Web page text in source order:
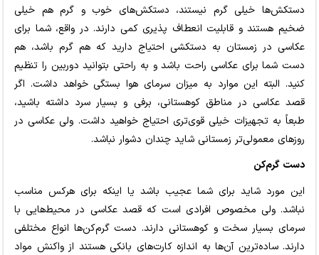
دستکش‌ها خیلی گرم نیستند، دستکش‌های خوب و گرم هم خیلی
ضخیم هستند و قابلیت انعطاف پذیری کمی دارند. در واقع، شما برای
عکاسی در زمستان به دستکشی احتیاج دارید که هم گرم باشد، هم
دست شما برای عکاسی راحت باشد و به راحتی بتوانید دوربین را تنظیم
کنید. البته این موارد به میزان سرمای هوا بستگی خواهد داشت. اگر
قصد عکاسی در مناطق کوهستانی، برفی و بسیار سرد داشته باشید،
طبعاً به تجهیزات خیلی قوی‌تری احتیاج خواهید داشت. ولی عکاسی در
روزهای معمولی‌تر زمستانی شاید چندان دشوار نباشد.
دست گرم‌کن
این مورد شاید برای شما عجیب باشد یا اینکه برای هرکس مناسب
نباشد. ولی مخصوص افرادی است که قصد عکاسی در محیط‌هایی با
سرمای بسیار سخت و کوهستانی دارند. دست گرم‌کن‌ها انواع مختلفی
دارند. ساده‌ترین آن‌ها به اندازه کارت‌های بانکی هستند از واکنش مواد